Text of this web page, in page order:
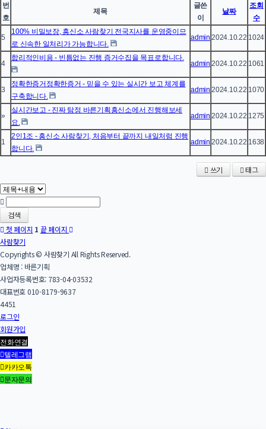
번
호
제목
글쓴
이
날짜
조회
수
5
100% 비밀보장, 흥신소 사람찾기 전국지사를 운영중이므
로 신속한 일처리가 가능합니다.
admin 2024.10.22 1024
4
합리적인비용 - 빈틈없는 진행 증거수집을 목표로합니다.
admin 2024.10.22 1061
3
정확한증거정확한증거 - 믿을 수 있는 실시간 보고 체계를
구축합니다.
admin 2024.10.22 1070
»
실시간보고 - 진짜 탐정 바른기획흥신소에서 진행해보세
요.
admin 2024.10.22 1275
1
2인1조 - 흥신소 사람찾기, 처음부터 끝까지 내일처럼 진행
합니다.
admin 2024.10.22 1638
쓰기 태그
검색
첫 페이지 1 끝 페이지
사람찾기
Copyrights © 사람찾기 All Rights Reserved.
업체명 : 바른기획
사업자등록번호: 783-04-03532
대표번호 010-8179-9637
4451
로그인
회원가입
전화연결
텔레그램
카카오톡
문자문의